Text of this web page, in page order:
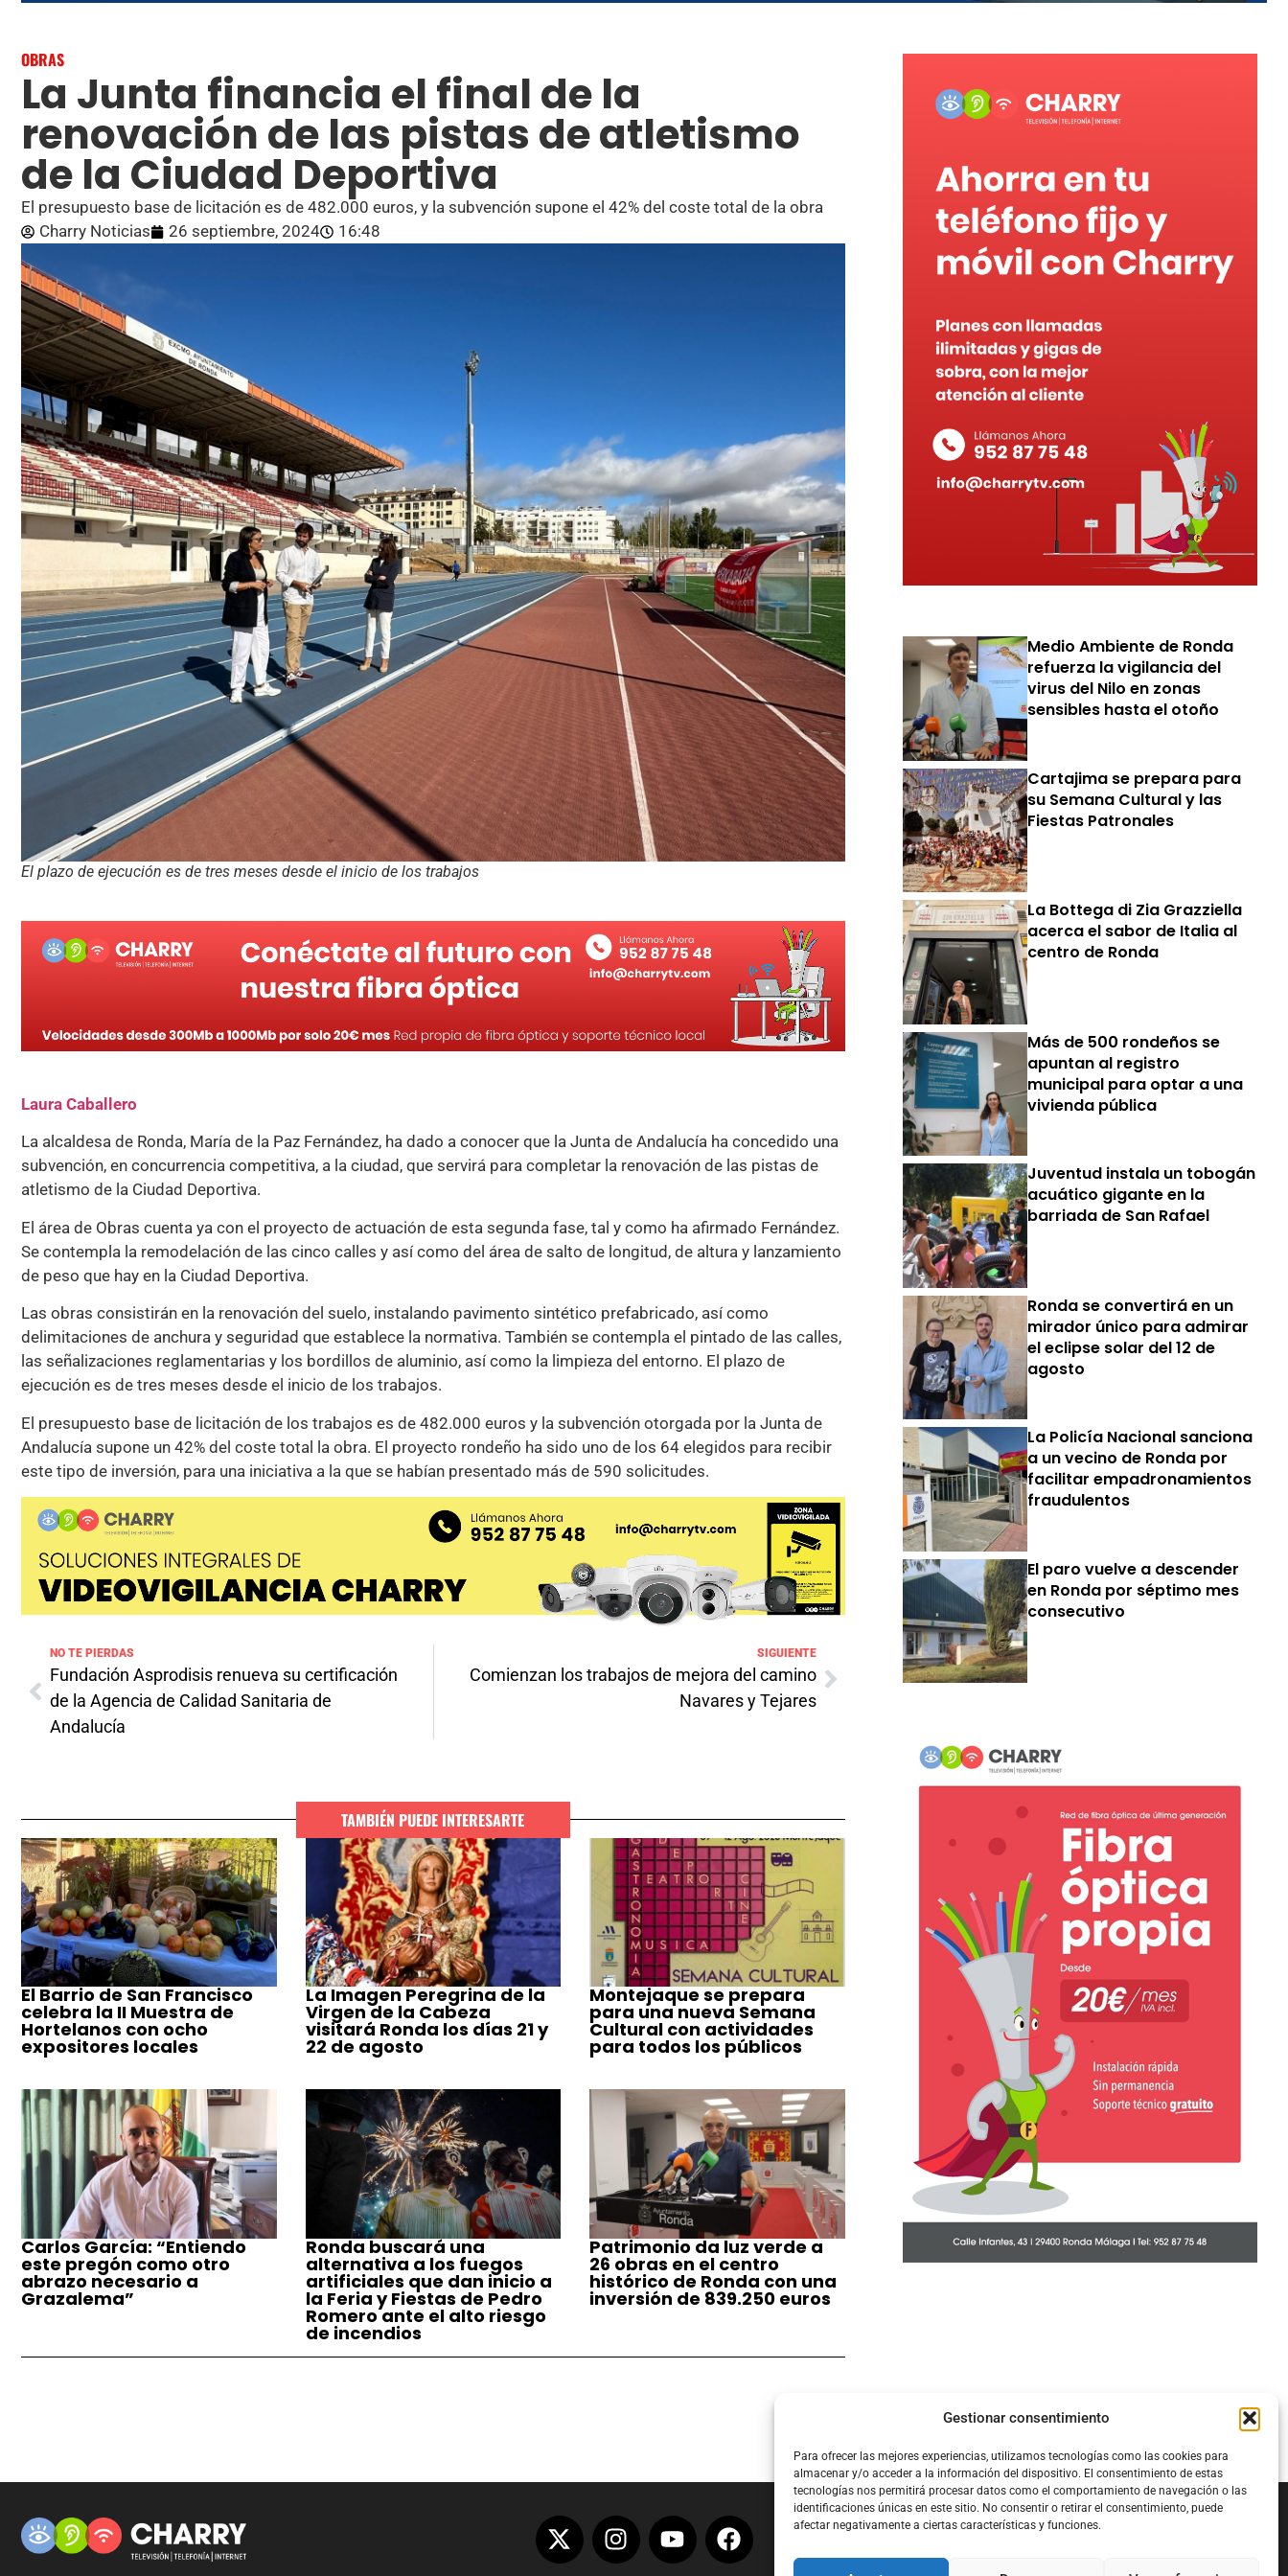
Gestionar consentimiento
Para ofrecer las mejores experiencias, utilizamos tecnologías como las cookies para
almacenar y/o acceder a la información del dispositivo. El consentimiento de estas
tecnologías nos permitirá procesar datos como el comportamiento de navegación o las
identificaciones únicas en este sitio. No consentir o retirar el consentimiento, puede
afectar negativamente a ciertas características y funciones.
OBRAS
La Junta financia el final de la
renovación de las pistas de atletismo
de la Ciudad Deportiva
El presupuesto base de licitación es de 482.000 euros, y la subvención supone el 42% del coste total de la obra
Charry Noticias
26 septiembre, 2024 16:48
El plazo de ejecución es de tres meses desde el inicio de los trabajos
Laura Caballero
La alcaldesa de Ronda, María de la Paz Fernández, ha dado a conocer que la Junta de Andalucía ha concedido una
subvención, en concurrencia competitiva, a la ciudad, que servirá para completar la renovación de las pistas de
atletismo de la Ciudad Deportiva.
El área de Obras cuenta ya con el proyecto de actuación de esta segunda fase, tal y como ha afirmado Fernández.
Se contempla la remodelación de las cinco calles y así como del área de salto de longitud, de altura y lanzamiento
de peso que hay en la Ciudad Deportiva.
Las obras consistirán en la renovación del suelo, instalando pavimento sintético prefabricado, así como
delimitaciones de anchura y seguridad que establece la normativa. También se contempla el pintado de las calles,
las señalizaciones reglamentarias y los bordillos de aluminio, así como la limpieza del entorno. El plazo de
ejecución es de tres meses desde el inicio de los trabajos.
El presupuesto base de licitación de los trabajos es de 482.000 euros y la subvención otorgada por la Junta de
Andalucía supone un 42% del coste total la obra. El proyecto rondeño ha sido uno de los 64 elegidos para recibir
este tipo de inversión, para una iniciativa a la que se habían presentado más de 590 solicitudes.
NO TE PIERDAS
Fundación Asprodisis renueva su certificación
de la Agencia de Calidad Sanitaria de
Andalucía
SIGUIENTE
Comienzan los trabajos de mejora del camino
Navares y Tejares
TAMBIÉN PUEDE INTERESARTE
El Barrio de San Francisco
celebra la II Muestra de
Hortelanos con ocho
expositores locales
La Imagen Peregrina de la
Virgen de la Cabeza
visitará Ronda los días 21 y
22 de agosto
Montejaque se prepara
para una nueva Semana
Cultural con actividades
para todos los públicos
Carlos García: “Entiendo
este pregón como otro
abrazo necesario a
Grazalema”
Ronda buscará una
alternativa a los fuegos
artificiales que dan inicio a
la Feria y Fiestas de Pedro
Romero ante el alto riesgo
de incendios
Patrimonio da luz verde a
26 obras en el centro
histórico de Ronda con una
inversión de 839.250 euros
Medio Ambiente de Ronda
refuerza la vigilancia del
virus del Nilo en zonas
sensibles hasta el otoño
Cartajima se prepara para
su Semana Cultural y las
Fiestas Patronales
La Bottega di Zia Grazziella
acerca el sabor de Italia al
centro de Ronda
Más de 500 rondeños se
apuntan al registro
municipal para optar a una
vivienda pública
Juventud instala un tobogán
acuático gigante en la
barriada de San Rafael
Ronda se convertirá en un
mirador único para admirar
el eclipse solar del 12 de
agosto
La Policía Nacional sanciona
a un vecino de Ronda por
facilitar empadronamientos
fraudulentos
El paro vuelve a descender
en Ronda por séptimo mes
consecutivo